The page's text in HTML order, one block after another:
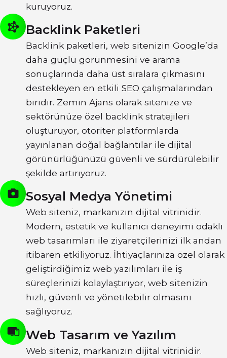
kuruyoruz.
Backlink Paketleri
Backlink paketleri, web sitenizin Google’da
daha güçlü görünmesini ve arama
sonuçlarında daha üst sıralara çıkmasını
destekleyen en etkili SEO çalışmalarından
biridir. Zemin Ajans olarak sitenize ve
sektörünüze özel backlink stratejileri
oluşturuyor, otoriter platformlarda
yayınlanan doğal bağlantılar ile dijital
görünürlüğünüzü güvenli ve sürdürülebilir
şekilde artırıyoruz.
Sosyal Medya Yönetimi
Web siteniz, markanızın dijital vitrinidir.
Modern, estetik ve kullanıcı deneyimi odaklı
web tasarımları ile ziyaretçilerinizi ilk andan
itibaren etkiliyoruz. İhtiyaçlarınıza özel olarak
geliştirdiğimiz web yazılımları ile iş
süreçlerinizi kolaylaştırıyor, web sitenizin
hızlı, güvenli ve yönetilebilir olmasını
sağlıyoruz.
Web Tasarım ve Yazılım
Web siteniz, markanızın dijital vitrinidir.